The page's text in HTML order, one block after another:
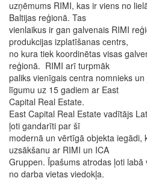
uzņēmums RIMI, kas ir viens no
Baltijas reģionā. Tas
vienlaikus ir gan galvenais RIMI
produkcijas izplatīšanas centrs,
no kura tiek koordinētas visas
reģionā. RIMI arī turpmāk
paliks vienīgais centra nomnieks
līgumu uz 15 gadiem ar East
Capital Real Estate.
East Capital Real Estate vadītājs
ļoti gandarīti par šī
modernā un vērtīgā objekta iegādi,
uzsākšanu ar RIMI un ICA
Gruppen. Īpašums atrodas ļoti
no darba vietas viedokļa.